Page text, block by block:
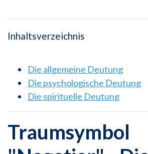
Inhaltsverzeichnis
Die allgemeine Deutung
Die psychologische Deutung
Die spirituelle Deutung
Traumsymbol